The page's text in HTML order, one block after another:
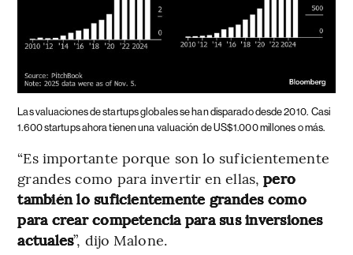
Las valuaciones de startups globales se han disparado desde 2010. Casi
1.600 startups ahora tienen una valuación de US$1.000 millones o más.
“Es importante porque son lo suficientemente
grandes como para invertir en ellas,pero
también lo suficientemente grandes como
para crear competencia para sus inversiones
actuales”, dijo Malone.